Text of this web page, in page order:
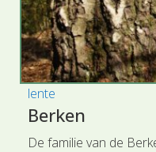
lente
Berken
De familie van de